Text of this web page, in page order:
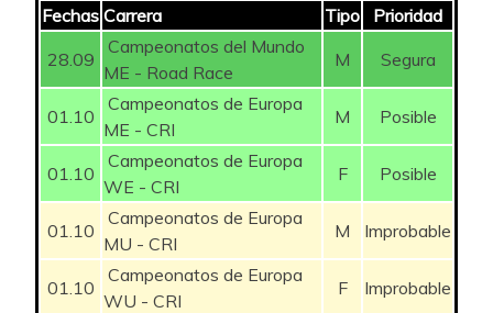
Fechas Carrera Tipo
Prioridad
28.09
Campeonatos del Mundo
ME - Road Race
M Segura
01.10
Campeonatos de Europa
ME - CRI
M Posible
01.10
Campeonatos de Europa
WE - CRI
F Posible
01.10
Campeonatos de Europa
MU - CRI
M Improbable
01.10
Campeonatos de Europa
WU - CRI
F Improbable